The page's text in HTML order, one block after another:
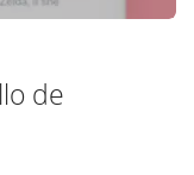
de